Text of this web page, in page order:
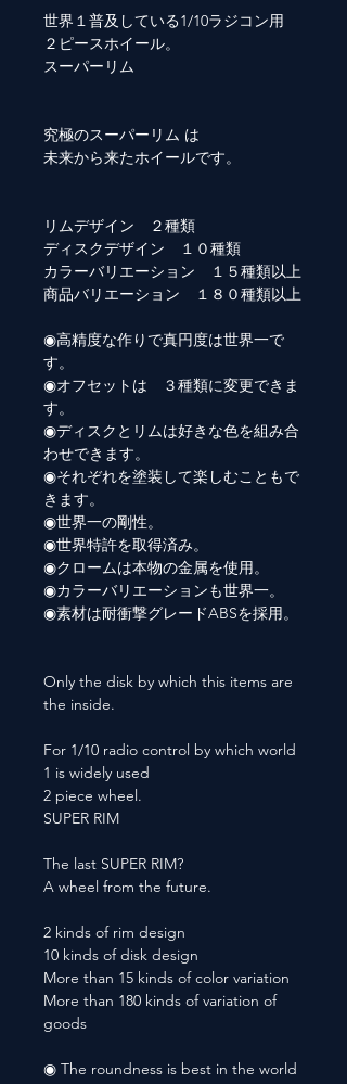
世界１普及している1/10ラジコン用
２ピースホイール。
スーパーリム
究極のスーパーリム は
未来から来たホイールです。
リムデザイン ２種類
ディスクデザイン １０種類
カラーバリエーション １５種類以上
商品バリエーション １８０種類以上
◉高精度な作りで真円度は世界一で
す。
◉オフセットは ３種類に変更できま
す。
◉ディスクとリムは好きな色を組み合
わせできます。
◉それぞれを塗装して楽しむこともで
きます。
◉世界一の剛性。
◉世界特許を取得済み。
◉クロームは本物の金属を使用。
◉カラーバリエーションも世界一。
◉素材は耐衝撃グレードABSを採用。
Only the disk by which this items are
the inside.
For 1/10 radio control by which world
1 is widely used
2 piece wheel.
SUPER RIM
The last SUPER RIM?
A wheel from the future.
2 kinds of rim design
10 kinds of disk design
More than 15 kinds of color variation
More than 180 kinds of variation of
goods
◉ The roundness is best in the world